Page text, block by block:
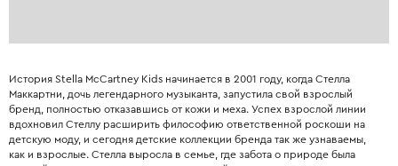
История Stella McCartney Kids начинается в 2001 году, когда Стелла
Маккартни, дочь легендарного музыканта, запустила свой взрослый
бренд, полностью отказавшись от кожи и меха. Успех взрослой линии
вдохновил Стеллу расширить философию ответственной роскоши на
детскую моду, и сегодня детские коллекции бренда так же узнаваемы,
как и взрослые. Стелла выросла в семье, где забота о природе была